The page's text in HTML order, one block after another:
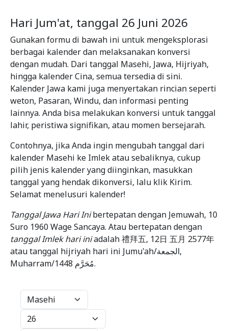
Hari Jum'at, tanggal 26 Juni 2026
Gunakan formu di bawah ini untuk mengeksplorasi
berbagai kalender dan melaksanakan konversi
dengan mudah. Dari tanggal Masehi, Jawa, Hijriyah,
hingga kalender Cina, semua tersedia di sini.
Kalender Jawa kami juga menyertakan rincian seperti
weton, Pasaran, Windu, dan informasi penting
lainnya. Anda bisa melakukan konversi untuk tanggal
lahir, peristiwa signifikan, atau momen bersejarah.
Contohnya, jika Anda ingin mengubah tanggal dari
kalender Masehi ke Imlek atau sebaliknya, cukup
pilih jenis kalender yang diinginkan, masukkan
tanggal yang hendak dikonversi, lalu klik Kirim.
Selamat menelusuri kalender!
Tanggal Jawa Hari Inibertepatan dengan Jemuwah, 10
Suro 1960 Wage Sancaya. Atau bertepatan dengan
tanggal Imlek hari iniadalah 禮拜五, 12日 五月 2577年
atau tanggal hijriyah hari ini Jumu'ah/الجمعة,
Muharram/مُحَرَّم 1448.